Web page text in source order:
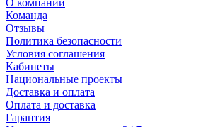
О компании
Команда
Отзывы
Политика безопасности
Условия соглашения
Кабинеты
Национальные проекты
Доставка и оплата
Оплата и доставка
Гарантия